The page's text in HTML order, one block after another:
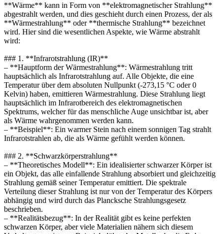
**Wärme** kann in Form von **elektromagnetischer Strahlung**
abgestrahlt werden, und dies geschieht durch einen Prozess, der als
**Wärmestrahlung** oder **thermische Strahlung** bezeichnet
wird. Hier sind die wesentlichen Aspekte, wie Wärme abstrahlt
wird:
### 1. **Infrarotstrahlung (IR)**
– **Hauptform der Wärmestrahlung**: Wärmestrahlung tritt
hauptsächlich als Infrarotstrahlung auf. Alle Objekte, die eine
Temperatur über dem absoluten Nullpunkt (-273,15 °C oder 0
Kelvin) haben, emittieren Wärmestrahlung. Diese Strahlung liegt
hauptsächlich im Infrarotbereich des elektromagnetischen
Spektrums, welcher für das menschliche Auge unsichtbar ist, aber
als Wärme wahrgenommen werden kann.
– **Beispiel**: Ein warmer Stein nach einem sonnigen Tag strahlt
Infrarotstrahlen ab, die als Wärme gefühlt werden können.
### 2. **Schwarzkörperstrahlung**
– **Theoretisches Modell**: Ein idealisierter schwarzer Körper ist
ein Objekt, das alle einfallende Strahlung absorbiert und gleichzeitig
Strahlung gemäß seiner Temperatur emittiert. Die spektrale
Verteilung dieser Strahlung ist nur von der Temperatur des Körpers
abhängig und wird durch das Plancksche Strahlungsgesetz
beschrieben.
– **Realitätsbezug**: In der Realität gibt es keine perfekten
schwarzen Körper, aber viele Materialien nähern sich diesem